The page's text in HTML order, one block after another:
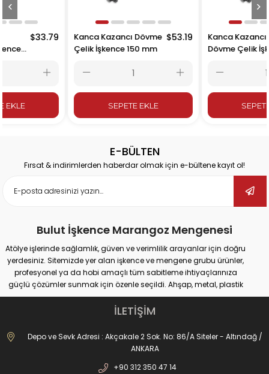
Kazancı
Çelik İşkence
$33.79
SEPETE EKLE
Kanca Kazancı Dövme
Çelik İşkence 150 mm
$53.19
SEPETE EKLE
E-BÜLTEN
Fırsat & indirimlerden haberdar olmak için e-bültene kayıt ol!
Bulut İşkence Marangoz Mengenesi
Atölye işlerinde sağlamlık, güven ve verimlilik arayanlar için doğru
yerdesiniz. Sitemizde yer alan işkence ve mengene grubu ürünler,
profesyonel ya da hobi amaçlı tüm sabitleme ihtiyaçlarınıza
güçlü çözümler sunmak için özenle seçildi. Ahşap, metal, plastik
gibi farklı yüzeylerde güvenli tutuş sağlayan ürünlerimiz;
marangozluk, kaynak, delme, montaj ve tamir gibi pek çok alanda
maksimum performans vadediyor.
İster büyük ölçekli sanayi tipi işler yapıyor olun, ister evde basit
onarımlar; doğru işkence ve mengeneyle hem iş güvenliğinizi
işkencelerden matkap mengenelerine, ray işkencelerinden kazancı
İLETİŞİM
Depo ve Sevk Adresi : Akçakale 2 Sok. No: 86/A Siteler - Altındağ /
ANKARA
+90 312 350 47 14